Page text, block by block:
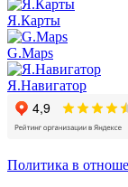
Я.Карты
G.Maps
Я.Навигатор
Политика в